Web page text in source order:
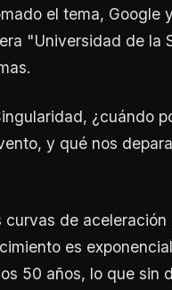
el tema, Google
"Universidad de la
¿cuándo
y qué nos
de
es
50 años, lo que sin